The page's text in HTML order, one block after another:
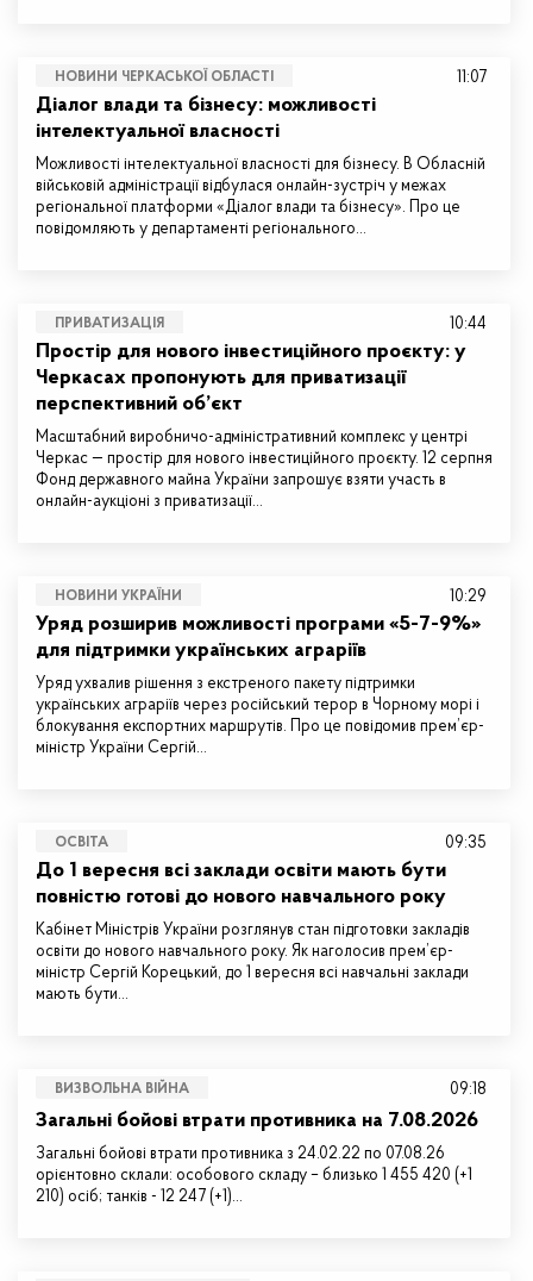
НОВИНИ ЧЕРКАСЬКОЇ ОБЛАСТІ
Діалог влади та бізнесу: можливості
інтелектуальної власності
Можливості інтелектуальної власності для бізнесу. В Обласній
військовій адміністрації відбулася онлайн-зустріч у межах
регіональної платформи «Діалог влади та бізнесу». Про це
повідомляють у департаменті регіонального…
11:07
ПРИВАТИЗАЦІЯ
Простір для нового інвестиційного проєкту: у
Черкасах пропонують для приватизації
перспективний об’єкт
Масштабний виробничо-адміністративний комплекс у центрі
Черкас — простір для нового інвестиційного проєкту. 12 серпня
Фонд державного майна України запрошує взяти участь в
онлайн-аукціоні з приватизації…
10:44
НОВИНИ УКРАЇНИ
Уряд розширив можливості програми «5-7-9%»
для підтримки українських аграріїв
Уряд ухвалив рішення з екстреного пакету підтримки
українських аграріїв через російський терор в Чорному морі і
блокування експортних маршрутів. Про це повідомив прем’єр-
міністр України Сергій…
10:29
ОСВІТА
До 1 вересня всі заклади освіти мають бути
повністю готові до нового навчального року
Кабінет Міністрів України розглянув стан підготовки закладів
освіти до нового навчального року. Як наголосив прем’єр-
міністр Сергій Корецький, до 1 вересня всі навчальні заклади
мають бути…
09:35
ВИЗВОЛЬНА ВІЙНА
Загальні бойові втрати противника на 7.08.2026
Загальні бойові втрати противника з 24.02.22 по 07.08.26
орієнтовно склали: особового складу – близько 1 455 420 (+1
210) осіб; танків - 12 247 (+1)…
09:18